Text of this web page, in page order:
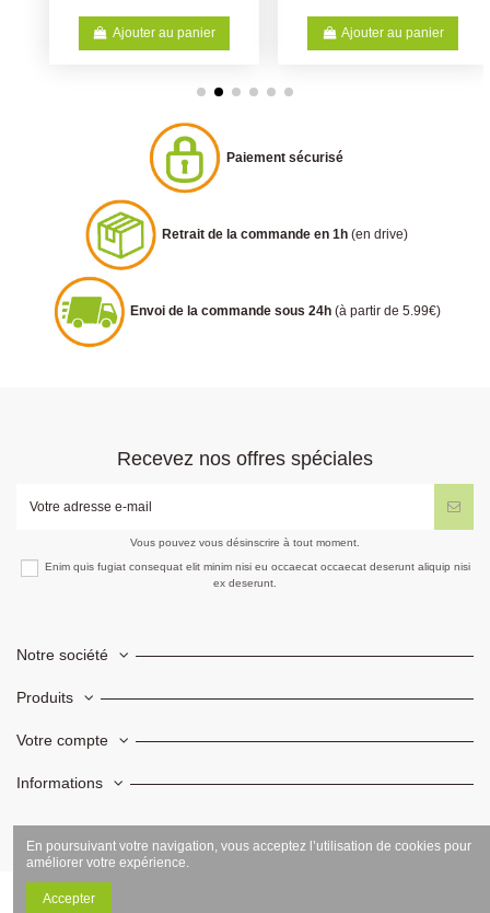
Ajouter au panier Ajouter au panier
Paiement sécurisé
Retrait de la commande en 1h (en drive)
Envoi de la commande sous 24h (à partir de 5.99€)
Recevez nos offres spéciales
Vous pouvez vous désinscrire à tout moment.
Enim quis fugiat consequat elit minim nisi eu occaecat occaecat deserunt aliquip nisi
ex deserunt.
Notre société
Produits
Votre compte
Informations
En poursuivant votre navigation, vous acceptez l’utilisation de cookies pour
améliorer votre expérience.
Accepter